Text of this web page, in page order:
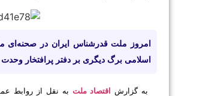
امروز ملت قدرشناس ایران در صحنه‌ای
اسلامی برگ دیگری بر دفتر پرافتخار
به گزارش اقتصاد ملت به نقل از روابط